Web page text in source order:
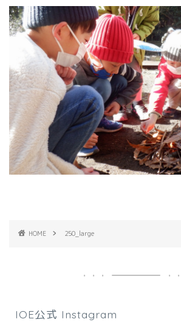
HOME 250_large
IOE公式 Instagram